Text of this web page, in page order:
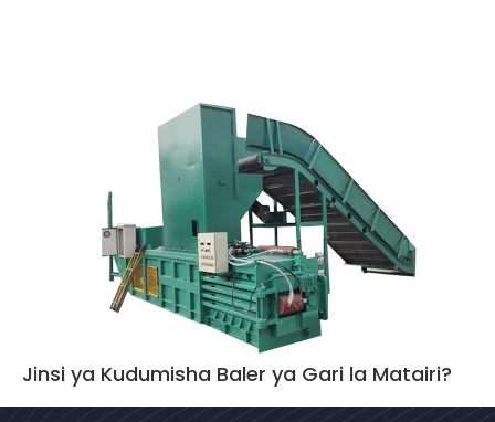
Jinsi ya Kudumisha Baler ya Gari la Matairi?